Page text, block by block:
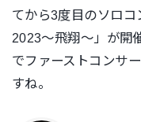
てから3度目のソロコ
2023〜飛翔〜」が開
でファーストコンサ
すね。